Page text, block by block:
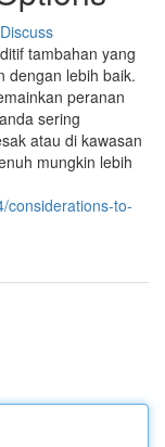
Discuss
tambahan yang
dengan lebih baik.
peranan
sering
atau di kawasan
mungkin lebih
considerations-to-